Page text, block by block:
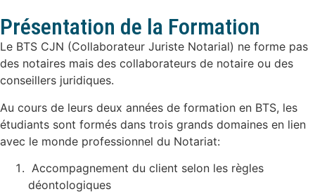
Présentation de la Formation
Le BTS CJN (Collaborateur Juriste Notarial) ne forme pas
des notaires mais des collaborateurs de notaire ou des
conseillers juridiques.
Au cours de leurs deux années de formation en BTS, les
étudiants sont formés dans trois grands domaines en lien
avec le monde professionnel du Notariat:
Accompagnement du client selon les règles
déontologiques